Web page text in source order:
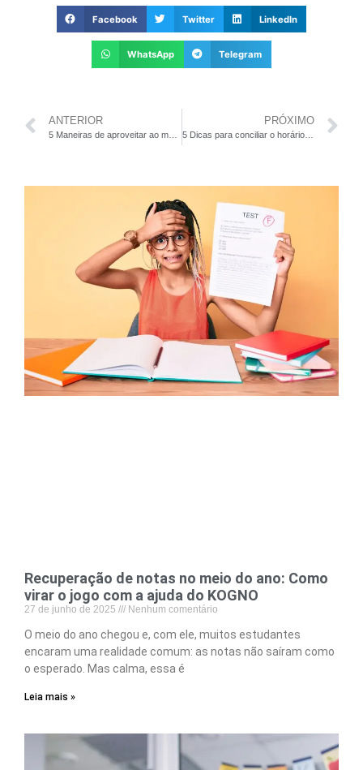
Facebook Twitter LinkedIn
WhatsApp Telegram
ANTERIOR PRÓXIMO
5 Dicas para conciliar o horário de estudo com acompanhamento escolar e aulas extraclasse
Recuperação de notas no meio do ano: Como
virar o jogo com a ajuda do KOGNO
27 de junho de 2025 Nenhum comentário
O meio do ano chegou e, com ele, muitos estudantes
encaram uma realidade comum: as notas não saíram como
o esperado. Mas calma, essa é
Leia mais »